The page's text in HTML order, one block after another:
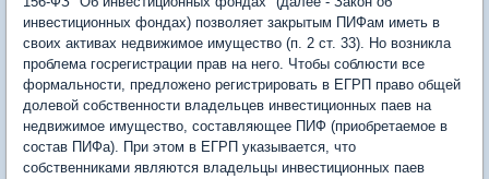
инвестиционных фондах) позволяет закрытым ПИФам иметь в
своих активах недвижимое имущество (п. 2 ст. 33). Но возникла
проблема госрегистрации прав на него. Чтобы соблюсти все
формальности, предложено регистрировать в ЕГРП право общей
долевой собственности владельцев инвестиционных паев на
недвижимое имущество, составляющее ПИФ (приобретаемое в
состав ПИФа). При этом в ЕГРП указывается, что
собственниками являются владельцы инвестиционных паев